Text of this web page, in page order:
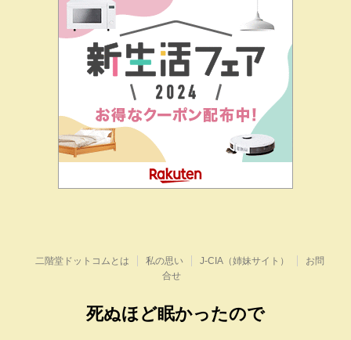
二階堂ドットコムとは 私の思い J-CIA（姉妹サイト）
お問
合せ
死ぬほど眠かったので